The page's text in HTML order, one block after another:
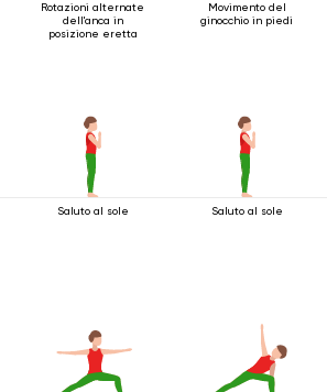
Rotazioni alternate
dell'anca in
posizione eretta
Movimento del
ginocchio in piedi
Saluto al sole Saluto al sole